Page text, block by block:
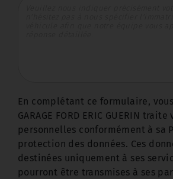
En complétant ce formulaire,
GARAGE FORD ERIC GUERIN
personnelles conformément à sa
protection des données. Ces
destinées uniquement à ses
pourront être transmises à ses